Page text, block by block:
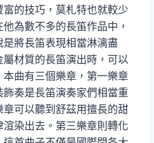
的技巧，莫札特也就較少
為數不多的長笛作品中，
將長笛表現相當淋漓盡
材質的長笛演出時，可以
曲有三個樂章，第一樂章
奏是長笛演奏家們相當重
可以聽到舒茲用擅長的甜
染出去。第三樂章則轉化